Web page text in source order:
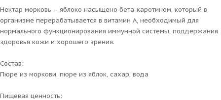
Нектар морковь – яблоко насыщено бета-каротином, который в
организме перерабатывается в витамин А, необходимый для
нормального функционирования иммунной системы, поддержания
здоровья кожи и хорошего зрения.
Состав:
Пюре из моркови, пюре из яблок, сахар, вода
Пищевая ценность: